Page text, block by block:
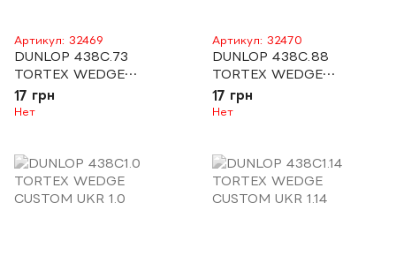
Артикул: 32469
DUNLOP 438C.73
TORTEX WEDGE
CUSTOM UKR 0.73
17 грн
Нет
Артикул: 32470
DUNLOP 438C.88
TORTEX WEDGE
CUSTOM UKR 0.88
17 грн
Нет